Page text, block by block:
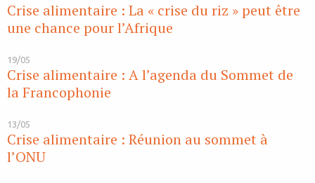
Crise alimentaire : La « crise du riz » peut être
une chance pour l’Afrique
19/05
Crise alimentaire : A l’agenda du Sommet de
la Francophonie
13/05
Crise alimentaire : Réunion au sommet à
l’ONU